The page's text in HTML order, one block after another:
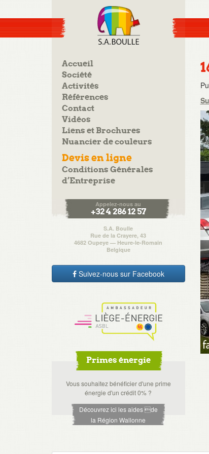
Accueil
Société
Activités
Références
Contact
Vidéos
Liens et Brochures
Nuancier de couleurs
Devis en ligne
Conditions Générales
d’Entreprise
Appelez-nous au
+32 4 286 12 57
S.A. Boulle
Rue de la Crayere, 43
4682 Oupeye — Heure-le-Romain
Belgique
Suivez-nous sur Facebook
Primes énergie
Vous souhaitez bénéficier d'une prime
énergie d'un crédit 0% ?
Découvrez ici les aides de
la Région Wallonne